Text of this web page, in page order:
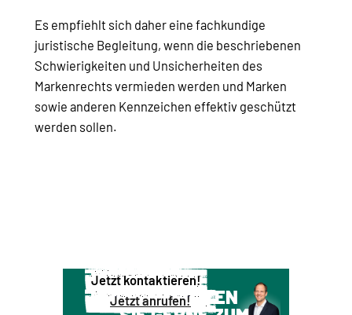
Es empfiehlt sich daher eine fachkundige
juristische Begleitung, wenn die beschriebenen
Schwierigkeiten und Unsicherheiten des
Markenrechts vermieden werden und Marken
sowie anderen Kennzeichen effektiv geschützt
werden sollen.
WIR BERATEN
Jetzt kontaktieren!
Jetzt anrufen!